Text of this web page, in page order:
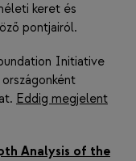
keret és
pontjairól.
Initiative
Eddig megjelent
Analysis of the